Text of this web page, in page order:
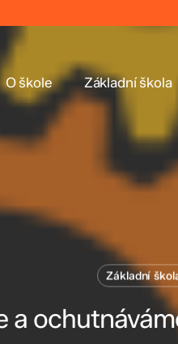
O škole Základní škola
Základní
a